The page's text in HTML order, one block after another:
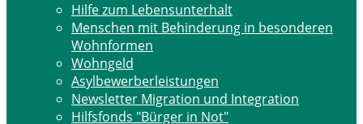
Hilfe zum Lebensunterhalt
Menschen mit Behinderung in besonderen
Wohnformen
Wohngeld
Asylbewerberleistungen
Newsletter Migration und Integration
Hilfsfonds "Bürger in Not"